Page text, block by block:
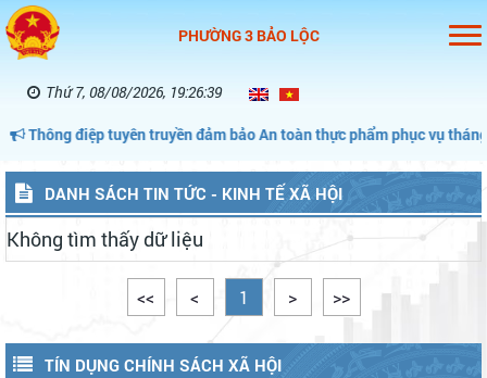
PHƯỜNG 3 BẢO LỘC
Thứ 7, 08/08/2026, 19:26:40
tuyên truyền đảm bảo An toàn thực phẩm phục vụ tháng hành động
DANH SÁCH TIN TỨC - KINH TẾ XÃ HỘI
Không tìm thấy dữ liệu
<< < 1 > >>
TÍN DỤNG CHÍNH SÁCH XÃ HỘI